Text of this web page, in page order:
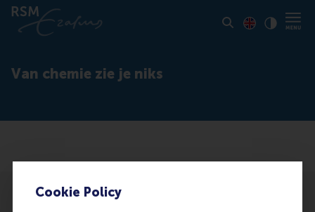
Cookie Policy
Van chemie zie je niks